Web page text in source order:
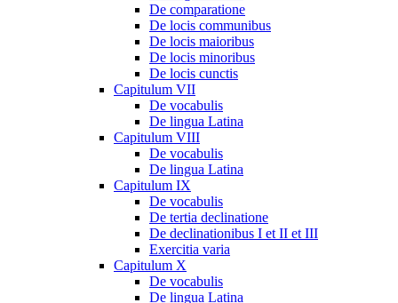
De comparatione
De locis communibus
De locis maioribus
De locis minoribus
De locis cunctis
Capitulum VII
De vocabulis
De lingua Latina
Capitulum VIII
De vocabulis
De lingua Latina
Capitulum IX
De vocabulis
De tertia declinatione
De declinationibus I et II et III
Exercitia varia
Capitulum X
De vocabulis
De lingua Latina